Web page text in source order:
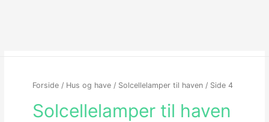
Forside/ Hus og have/ Solcellelamper til haven/ Side 4
Solcellelamper til haven